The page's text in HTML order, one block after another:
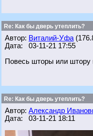
Re: Как бы дверь утеплить?
Автор: Виталий-Уфа
Дата: 03-11-21 17:55
Повесь шторы или штору
Re: Как бы дверь утеплить?
Автор: Александр
Дата: 03-11-21 18:11